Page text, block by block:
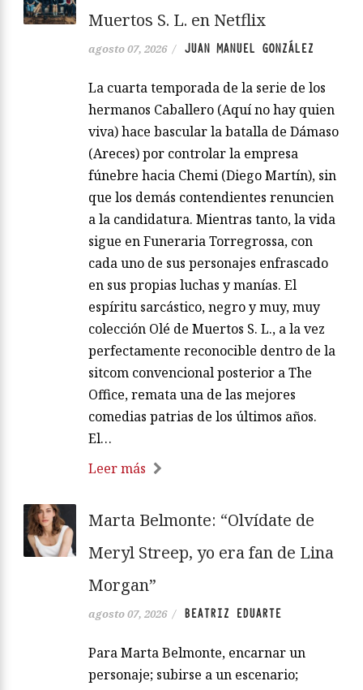
Muertos S. L. en Netflix
agosto 07, 2026 / JUAN MANUEL GONZÁLEZ
La cuarta temporada de la serie de los
hermanos Caballero (Aquí no hay quien
viva) hace bascular la batalla de Dámaso
(Areces) por controlar la empresa
fúnebre hacia Chemi (Diego Martín), sin
que los demás contendientes renuncien
a la candidatura. Mientras tanto, la vida
sigue en Funeraria Torregrossa, con
cada uno de sus personajes enfrascado
en sus propias luchas y manías. El
espíritu sarcástico, negro y muy, muy
colección Olé de Muertos S. L., a la vez
perfectamente reconocible dentro de la
sitcom convencional posterior a The
Office, remata una de las mejores
comedias patrias de los últimos años.
El…
Leer más
Marta Belmonte: “Olvídate de
Meryl Streep, yo era fan de Lina
Morgan”
agosto 07, 2026 / BEATRIZ EDUARTE
Para Marta Belmonte, encarnar un
personaje; subirse a un escenario;